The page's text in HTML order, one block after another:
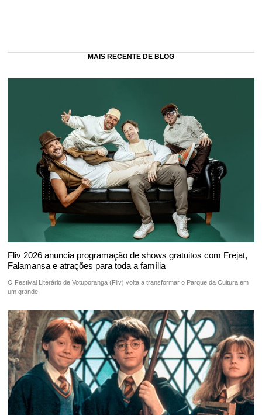
MAIS RECENTE DE BLOG
Fliv 2026 anuncia programação de shows gratuitos com Frejat,
Falamansa e atrações para toda a família
O Festival Literário de Votuporanga (Fliv) volta a transformar o Parque da Cultura em
um grande